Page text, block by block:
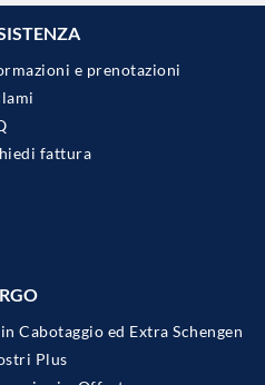
e prenotazioni
fattura
Cabotaggio ed Extra Schengen
Plus